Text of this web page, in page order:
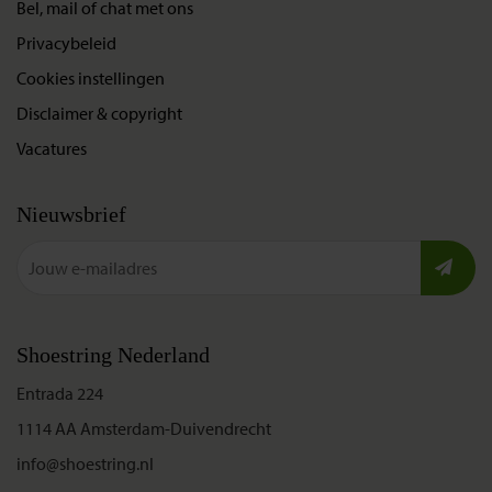
Bel, mail of chat met ons
Privacybeleid
Cookies instellingen
Disclaimer & copyright
Vacatures
Nieuwsbrief
Shoestring Nederland
Entrada 224
1114 AA Amsterdam-Duivendrecht
info@shoestring.nl